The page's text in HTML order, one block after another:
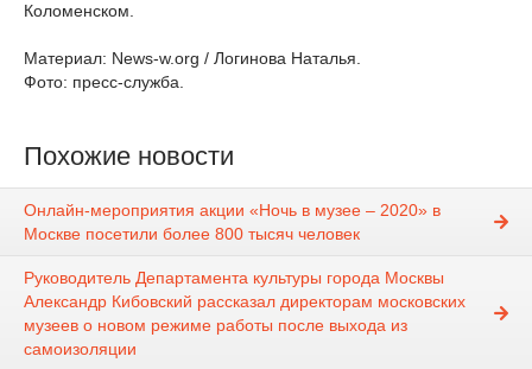
Коломенском.
Материал: News-w.org / Логинова Наталья.
Фото: пресс-служба.
Похожие новости
Онлайн-мероприятия акции «Ночь в музее – 2020» в
Москве посетили более 800 тысяч человек
Руководитель Департамента культуры города Москвы
Александр Кибовский рассказал директорам московских
музеев о новом режиме работы после выхода из
самоизоляции